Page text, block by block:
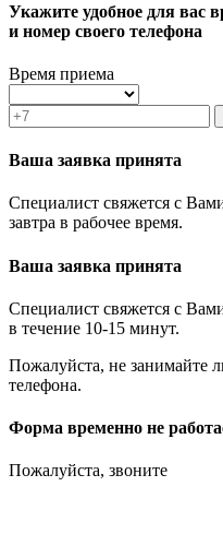
Укажите удобное для вас
и номер своего телефона
Время приема
Ваша заявка принята
Специалист свяжется с
завтра в рабочее время.
Ваша заявка принята
Специалист свяжется с
в течение 10-15 минут.
Пожалуйста, не занимайте
телефона.
Форма временно не
Пожалуйста, звоните